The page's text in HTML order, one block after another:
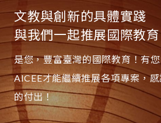
文教與創新的具體實踐
與我們一起推展國際教育
是您，豐富臺灣的國際教育！有您
AICEE才能繼續推展各項專案，
的付出！